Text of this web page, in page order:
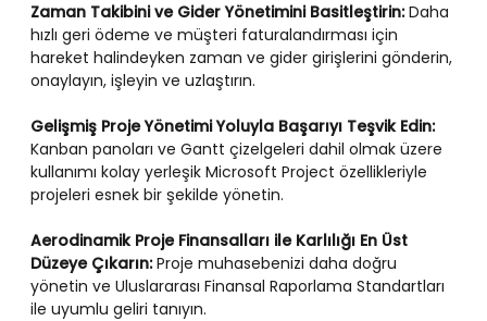
Zaman Takibini ve Gider Yönetimini Basitleştirin:Daha
hızlı geri ödeme ve müşteri faturalandırması için
hareket halindeyken zaman ve gider girişlerini gönderin,
onaylayın, işleyin ve uzlaştırın.
Gelişmiş Proje Yönetimi Yoluyla Başarıyı Teşvik Edin:
Kanban panoları ve Gantt çizelgeleri dahil olmak üzere
kullanımı kolay yerleşik Microsoft Project özellikleriyle
projeleri esnek bir şekilde yönetin.
Aerodinamik Proje Finansalları ile Karlılığı En Üst
Düzeye Çıkarın:Proje muhasebenizi daha doğru
yönetin ve Uluslararası Finansal Raporlama Standartları
ile uyumlu geliri tanıyın.